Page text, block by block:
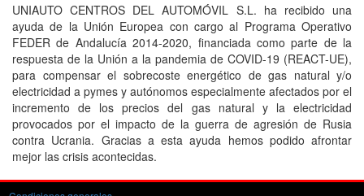
UNIAUTO CENTROS DEL AUTOMÓVIL S.L. ha recibido una
ayuda de la Unión Europea con cargo al Programa Operativo
FEDER de Andalucía 2014-2020, financiada como parte de la
respuesta de la Unión a la pandemia de COVID-19 (REACT-UE),
para compensar el sobrecoste energético de gas natural y/o
electricidad a pymes y autónomos especialmente afectados por el
incremento de los precios del gas natural y la electricidad
provocados por el impacto de la guerra de agresión de Rusia
contra Ucrania. Gracias a esta ayuda hemos podido afrontar
mejor las crisis acontecidas.